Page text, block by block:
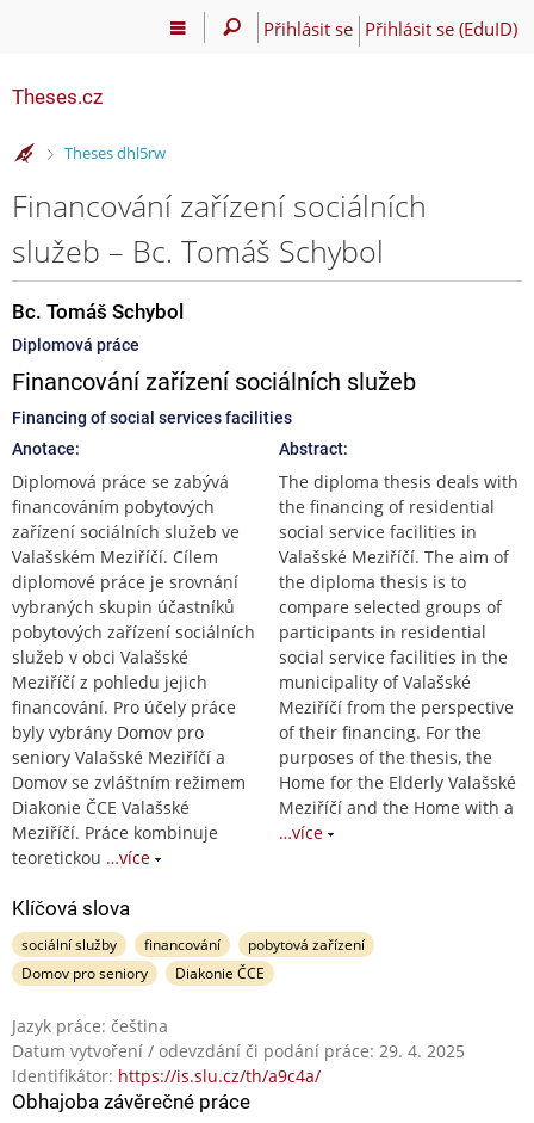
Přihlásit se Přihlásit se (EduID)
Theses.cz
>
Theses dhl5rw
Financování zařízení sociálních
služeb – Bc. Tomáš Schybol
Bc. Tomáš Schybol
Diplomová práce
Financování zařízení sociálních služeb
Financing of social services facilities
Anotace:
Diplomová práce se zabývá
financováním pobytových
zařízení sociálních služeb ve
Valašském Meziříčí. Cílem
diplomové práce je srovnání
vybraných skupin účastníků
pobytových zařízení sociálních
služeb v obci Valašské
Meziříčí z pohledu jejich
financování. Pro účely práce
byly vybrány Domov pro
seniory Valašské Meziříčí a
Domov se zvláštním režimem
Diakonie ČCE Valašské
Meziříčí. Práce kombinuje
teoretickou …více
Abstract:
The diploma thesis deals with
the financing of residential
social service facilities in
Valašské Meziříčí. The aim of
the diploma thesis is to
compare selected groups of
participants in residential
social service facilities in the
municipality of Valašské
Meziříčí from the perspective
of their financing. For the
purposes of the thesis, the
Home for the Elderly Valašské
Meziříčí and the Home with a
…více
Klíčová slova
sociální služby financování
pobytová zařízení
Domov pro seniory
Diakonie ČCE
Jazyk práce: čeština
Datum vytvoření / odevzdání či podání práce: 29. 4. 2025
Identifikátor: https://is.slu.cz/th/a9c4a/
Obhajoba závěrečné práce